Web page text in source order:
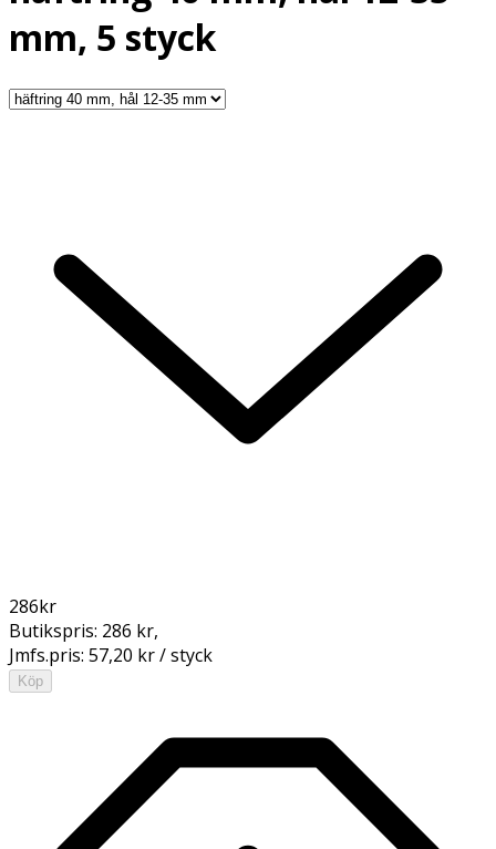
mm, 5 styck
286kr
Butikspris: 286 kr,
Jmfs.pris: 57,20 kr / styck
Köp